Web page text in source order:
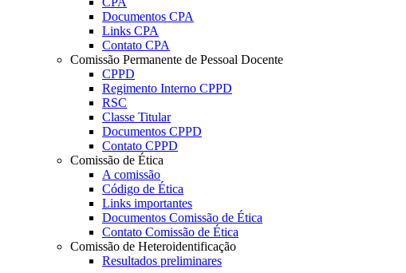
Documentos CPA
Links CPA
Contato CPA
Comissão Permanente de Pessoal Docente
CPPD
Regimento Interno CPPD
RSC
Classe Titular
Documentos CPPD
Contato CPPD
Comissão de Ética
A comissão
Código de Ética
Links importantes
Documentos Comissão de Ética
Contato Comissão de Ética
Comissão de Heteroidentificação
Resultados preliminares